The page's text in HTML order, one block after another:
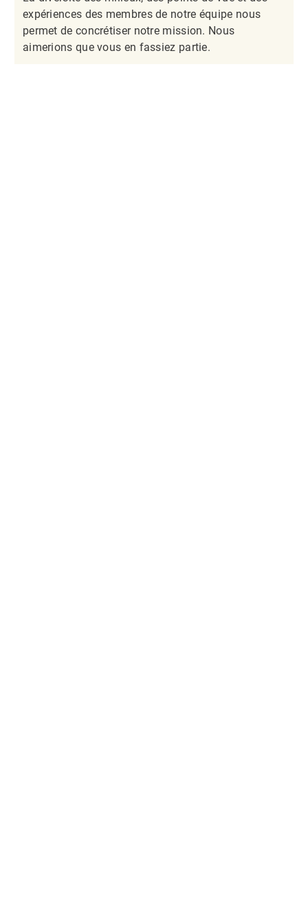
expériences des membres de notre équipe nous
permet de concrétiser notre mission. Nous
aimerions que vous en fassiez partie.​​​​​​​